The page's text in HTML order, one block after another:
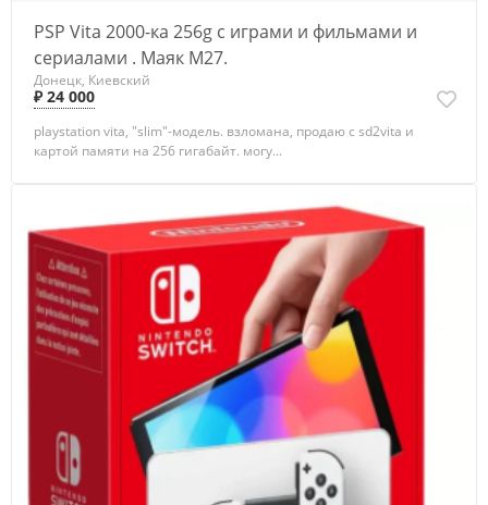
PSP Vita 2000-ка 256g с играми и фильмами и
сериалами . Маяк М27.
Донецк, Киевский
₽ 24 000
playstation vita, "slim"-модель. взломана, продаю с sd2vita и
картой памяти на 256 гигабайт. могу...